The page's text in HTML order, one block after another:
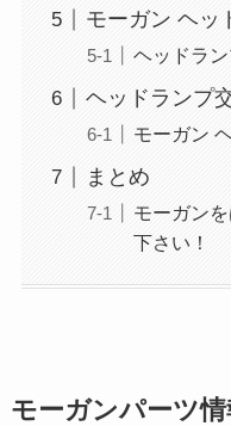
モーガン ヘッ
ヘッドラ
ヘッドランプ
モーガン
まとめ
モーガン
下さい！
モーガンパーツ